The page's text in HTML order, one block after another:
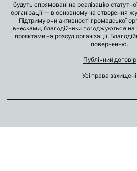
будуть спрямовані на реалізацію
організації — в основному на створення
Підтримуючи активності громадської
внесками, благодійники погоджуються на
проєктами на розсуд організації.
поверненню.
Публічний договір
Усі права захищені.